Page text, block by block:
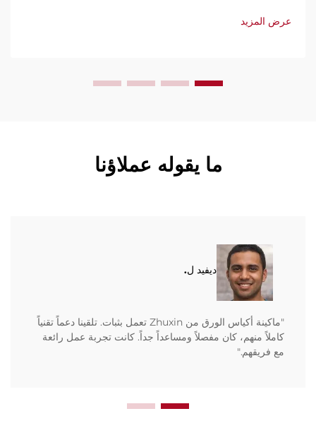
وخدمة سريعة. اطلب عرض سعر اليوم.
عرض المزيد
ما يقوله عملاؤنا
ديفيد ل.
"ماكينة أكياس الورق من Zhuxin تعمل بثبات. تلقينا دعماً تقنياً
كاملاً منهم، كان مفصلاً ومساعداً جداً. كانت تجربة عمل رائعة
مع فريقهم."